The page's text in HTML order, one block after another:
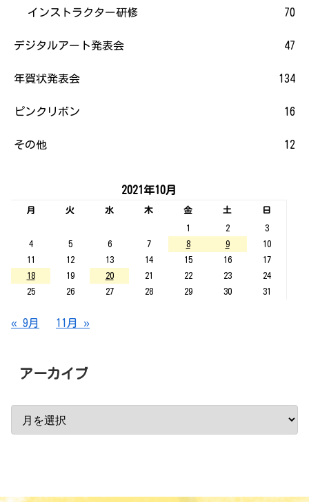
インストラクター研修 70
デジタルアート発表会 47
年賀状発表会 134
ピンクリボン 16
その他 12
2021年10月
月 火 水 木 金 土
日
1
2
3
4
5 6 7 8 9
10
11
12 13 14 15 16
17
18
19 20 21 22 23
24
25
26 27 28 29 30 31
« 9月 11月 »
アーカイブ